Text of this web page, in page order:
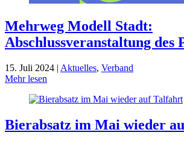
Mehrweg Modell Stadt:
Abschlussveranstaltung des
15. Juli 2024 | Aktuelles, Verband
Mehr lesen
Bierabsatz im Mai wieder